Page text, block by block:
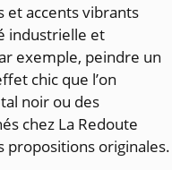
et accents vibrants
industrielle et
exemple, peindre un
chic que l’on
noir ou des
chez La Redoute
originales.